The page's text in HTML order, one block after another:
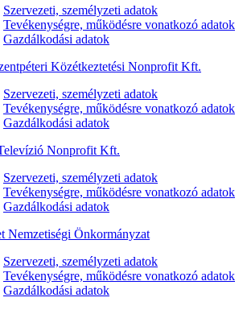
Szervezeti, személyzeti adatok
Tevékenységre, működésre vonatkozó adatok
Gazdálkodási adatok
Közétkeztetési Nonprofit Kft.
Szervezeti, személyzeti adatok
Tevékenységre, működésre vonatkozó adatok
Gazdálkodási adatok
Nonprofit Kft.
Szervezeti, személyzeti adatok
Tevékenységre, működésre vonatkozó adatok
Gazdálkodási adatok
Nemzetiségi Önkormányzat
Szervezeti, személyzeti adatok
Tevékenységre, működésre vonatkozó adatok
Gazdálkodási adatok